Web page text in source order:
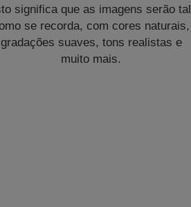
significa que as imagens serão tal
se recorda, com cores naturais,
gradações suaves, tons realistas e
muito mais.